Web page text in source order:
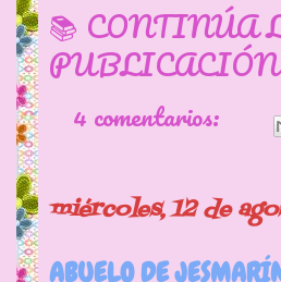
📚 CONTINÚA
4 comentarios:
miércoles, 12 de
ABUELO DE